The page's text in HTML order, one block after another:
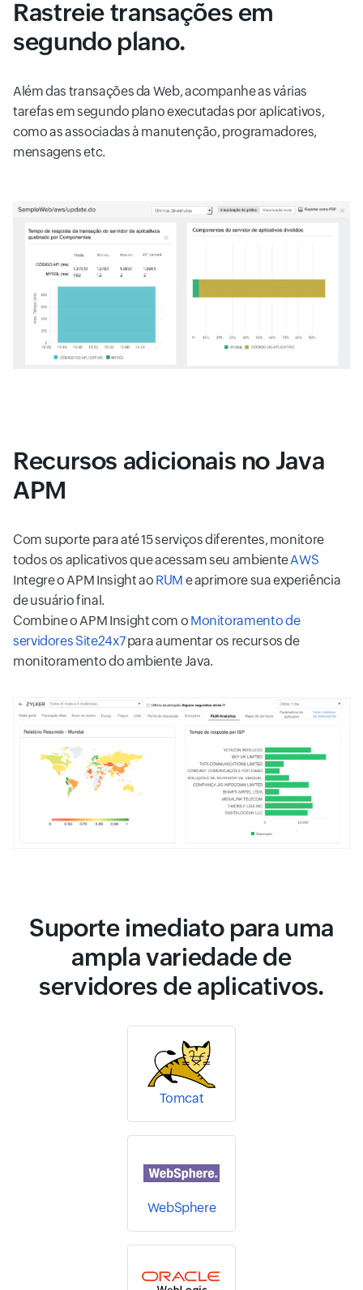
Rastreie transações em
segundo plano.
Além das transações da Web, acompanhe as várias
tarefas em segundo plano executadas por aplicativos,
como as associadas à manutenção, programadores,
mensagens etc.
Recursos adicionais no Java
APM
Com suporte para até 15 serviços diferentes, monitore
todos os aplicativos que acessam seu ambienteAWS
Integre o APM Insight ao RUM e aprimore sua experiência
de usuário final.
Combine o APM Insight com o Monitoramento de
servidores Site24x7para aumentar os recursos de
monitoramento do ambiente Java.
Suporte imediato para uma
ampla variedade de
servidores de aplicativos.
Tomcat
WebSphere